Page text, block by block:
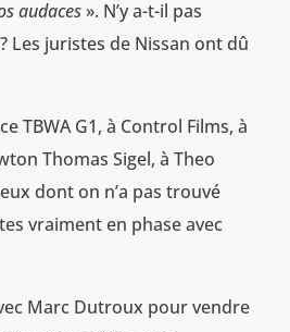
audaces». N’y a-t-il pas
Les juristes de Nissan ont dû
TBWA G1, à Control Films, à
Thomas Sigel, à Theo
dont on n’a pas trouvé
vraiment en phase avec
Marc Dutroux pour vendre